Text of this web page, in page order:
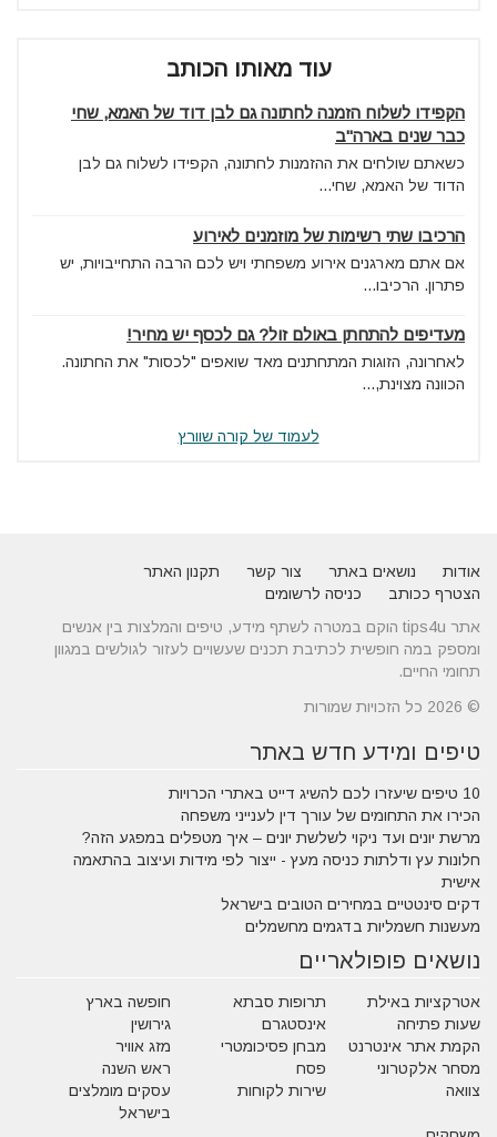
עוד מאותו הכותב
הקפידו לשלוח הזמנה לחתונה גם לבן דוד של האמא, שחי
כבר שנים בארה"ב
כשאתם שולחים את ההזמנות לחתונה, הקפידו לשלוח גם לבן
הדוד של האמא, שחי...
הרכיבו שתי רשימות של מוזמנים לאירוע
אם אתם מארגנים אירוע משפחתי ויש לכם הרבה התחייבויות, יש
פתרון. הרכיבו...
מעדיפים להתחתן באולם זול? גם לכסף יש מחיר!
לאחרונה, הזוגות המתחתנים מאד שואפים "לכסות" את החתונה.
הכוונה מצוינת,...
לעמוד של קורה שוורץ
אודות נושאים באתר צור קשר
תקנון האתר
הצטרף ככותב
כניסה לרשומים
אתר tips4u הוקם במטרה לשתף מידע, טיפים והמלצות בין אנשים
ומספק במה חופשית לכתיבת תכנים שעשויים לעזור לגולשים במגוון
תחומי החיים.
© 2026 כל הזכויות שמורות
טיפים ומידע חדש באתר
10 טיפים שיעזרו לכם להשיג דייט באתרי הכרויות
הכירו את התחומים של עורך דין לענייני משפחה
מרשת יונים ועד ניקוי לשלשת יונים – איך מטפלים במפגע הזה?
חלונות עץ ודלתות כניסה מעץ - ייצור לפי מידות ועיצוב בהתאמה
אישית
דקים סינטטיים במחירים הטובים בישראל
מעשנות חשמליות בדגמים מחשמלים
נושאים פופולאריים
אטרקציות באילת תרופות סבתא
חופשה בארץ
שעות פתיחה
אינסטגרם
גירושין
הקמת אתר אינטרנט
מבחן פסיכומטרי
מזג אוויר
מסחר אלקטרוני
פסח
ראש השנה
צוואה
שירות לקוחות
עסקים מומלצים
בישראל